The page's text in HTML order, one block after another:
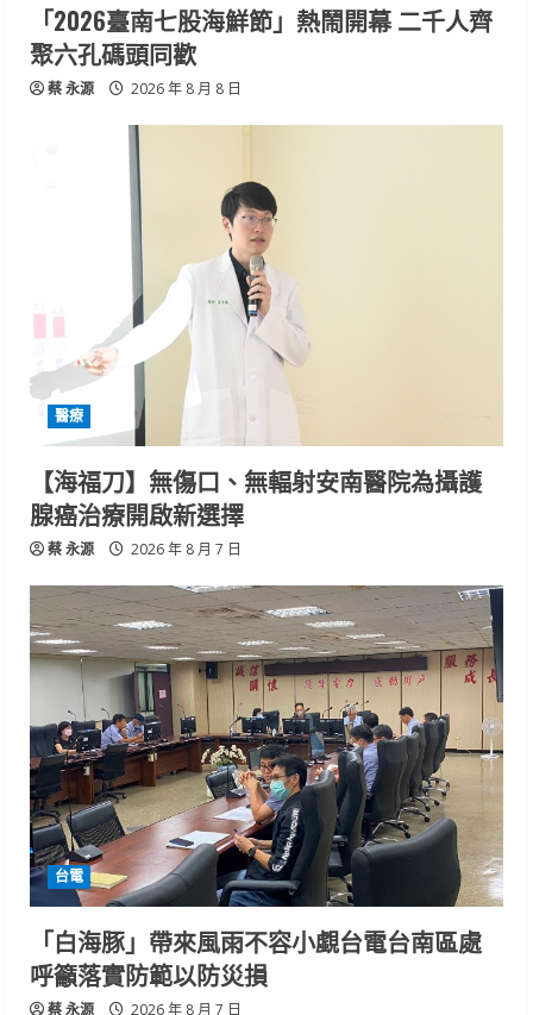
「2026臺南七股海鮮節」熱鬧開幕 二千人齊
聚六孔碼頭同歡
蔡 永源 2026 年 8 月 8 日
醫療
【海福刀】無傷口、無輻射安南醫院為攝護
腺癌治療開啟新選擇
蔡 永源 2026 年 8 月 7 日
台電
「白海豚」帶來風雨不容小覷台電台南區處
呼籲落實防範以防災損
蔡 永源 2026 年 8 月 7 日